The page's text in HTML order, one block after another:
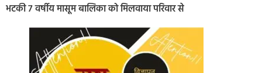
भटकी 7 वर्षीय मासूम बालिका को मिलवाया परिवार से